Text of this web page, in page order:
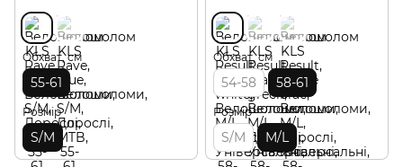
Обхват, см
55-61
Розмір
S/M
Обхват, см
54-58 58-61
Розмір
S/M M/L